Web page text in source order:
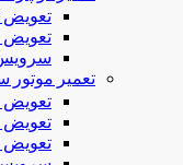
تعویض
تعویض
تعمیر موتور
تعویض
تعویض
تعویض